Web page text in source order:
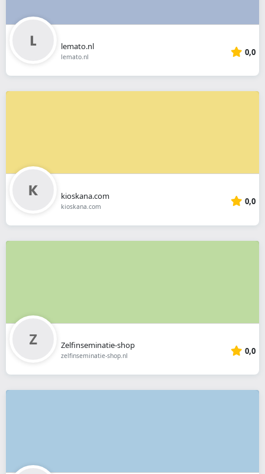
lemato.nl
lemato.nl 0,0
kioskana.com
kioskana.com 0,0
Zelfinseminatie-shop
zelfinseminatie-shop.nl 0,0